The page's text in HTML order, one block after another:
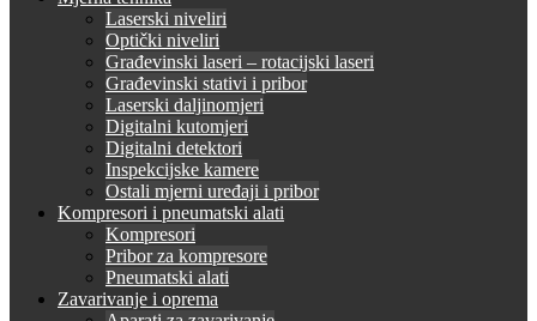
Laserski niveliri
Optički niveliri
Građevinski laseri – rotacijski laseri
Građevinski stativi i pribor
Laserski daljinomjeri
Digitalni kutomjeri
Digitalni detektori
Inspekcijske kamere
Ostali mjerni uređaji i pribor
Kompresori i pneumatski alati
Kompresori
Pribor za kompresore
Pneumatski alati
Zavarivanje i oprema